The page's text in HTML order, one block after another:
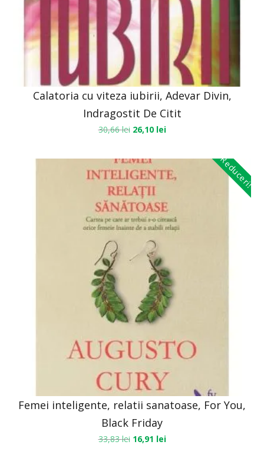
Calatoria cu viteza iubirii, Adevar Divin,
Indragostit De Citit
30,66lei 26,10 lei
Reduceri!
Femei inteligente, relatii sanatoase, For You,
Black Friday
33,83lei 16,91 lei